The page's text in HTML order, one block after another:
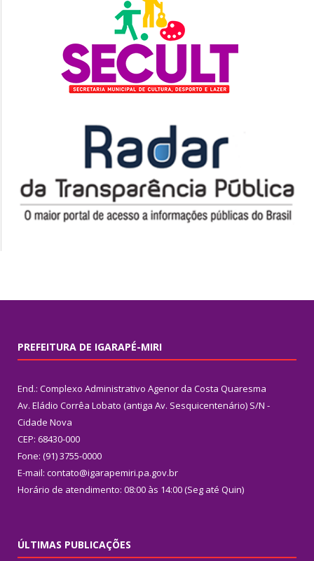
PREFEITURA DE IGARAPÉ-MIRI
End.: Complexo Administrativo Agenor da Costa Quaresma
Av. Eládio Corrêa Lobato (antiga Av. Sesquicentenário) S/N -
Cidade Nova
CEP: 68430-000
Fone: (91) 3755-0000
E-mail: contato@igarapemiri.pa.gov.br
Horário de atendimento: 08:00 às 14:00 (Seg até Quin)
ÚLTIMAS PUBLICAÇÕES